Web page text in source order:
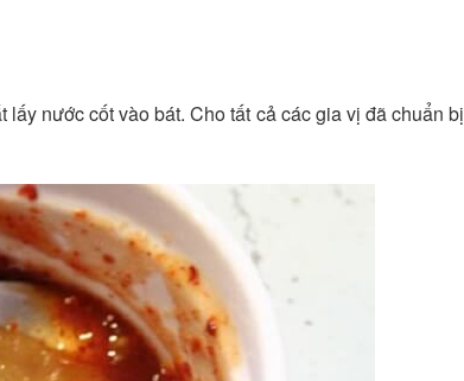
nước cốt vào bát. Cho tất cả các gia vị đã chuẩn bị